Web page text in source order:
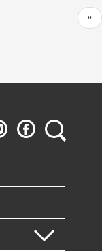
››
Ludwig
Museum
Search